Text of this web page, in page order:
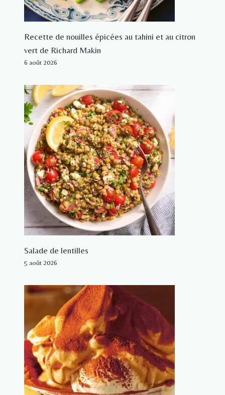
Recette de nouilles épicées au tahini et au citron
vert de Richard Makin
6 août 2026
Salade de lentilles
5 août 2026